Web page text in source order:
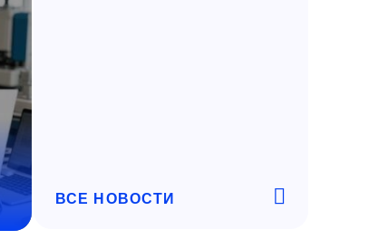
ВСЕ НОВОСТИ